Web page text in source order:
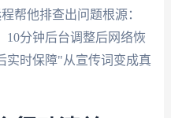
帮他排查出问题根源：
10分钟后台调整后网络恢
实时保障"从宣传词变成真